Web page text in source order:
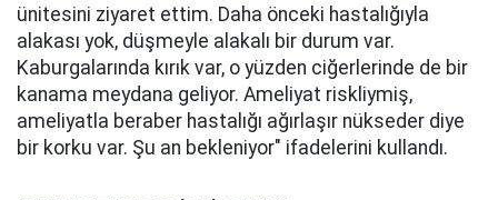
ünitesini ziyaret ettim. Daha önceki hastalığıyla
alakası yok, düşmeyle alakalı bir durum var.
Kaburgalarında kırık var, o yüzden ciğerlerinde de bir
kanama meydana geliyor. Ameliyat riskliymiş,
ameliyatla beraber hastalığı ağırlaşır nükseder diye
bir korku var. Şu an bekleniyor" ifadelerini kullandı.